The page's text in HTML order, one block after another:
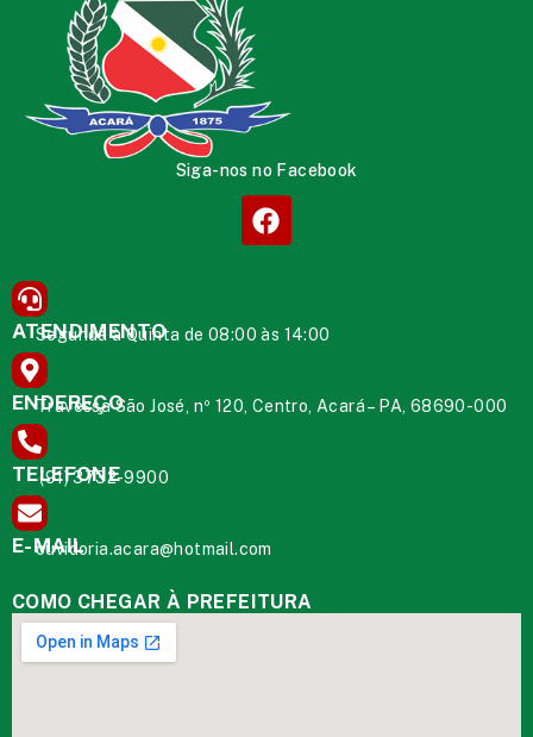
Siga-nos no Facebook
ATENDIMENTO
Segunda à Quinta de 08:00 às 14:00
ENDEREÇO
Travessa São José, nº 120, Centro, Acará – PA, 68690-000
TELEFONE
(91) 3732-9900
E-MAIL
ouvidoria.acara@hotmail.com
COMO CHEGAR À PREFEITURA